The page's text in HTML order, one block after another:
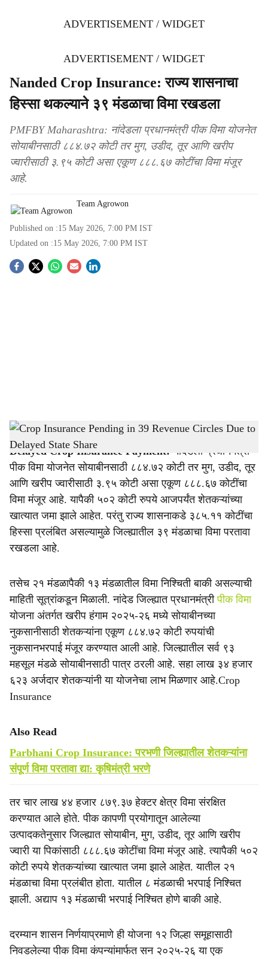
ADVERTISEMENT / WIDGET
ADVERTISEMENT / WIDGET
Nanded Crop Insurance: राज्य शासनाचा
हिस्सा थकल्याने ३९ मंडळाचा विमा रखडला
PMFBY Maharashtra: नांदेडला प्रधानमंत्री पीक विमा योजनेत
सोयाबीनसाठी ८८४.७२ कोटी तर मुग, उडीद, तूर आणि खरीप
ज्वारीसाठी ३.९५ कोटी असा एकूण ८८८.६७ कोटींचा विमा मंजूर
आहे.
Team Agrowon
Published on :15 May 2026, 7:00 PM IST
Updated on :15 May 2026, 7:00 PM IST
S
h
a
r
e
Crop Insurance Pending in 39 Revenue Circles Due to Delayed State Share- Agrowon
Delayed Crop Insurance Payment: नांदेडला प्रधानमंत्री
पीक विमा योजनेत सोयाबीनसाठी ८८४.७२ कोटी तर मुग, उडीद, तूर
आणि खरीप ज्वारीसाठी ३.९५ कोटी असा एकूण ८८८.६७ कोटींचा
विमा मंजूर आहे. यापैकी ५०२ कोटी रुपये आजपर्यंत शेतकऱ्यांच्या
खात्यात जमा झाले आहेत. परंतु राज्य शासनाकडे ३८५.११ कोटींचा
हिस्सा प्रलंबित असल्यामुळे जिल्ह्यातील ३९ मंडळाचा विमा परतावा
रखडला आहे.
तसेच २१ मंडळापैकी १३ मंडळातील विमा निश्‍चिती बाकी असल्याची
माहिती सूत्रांकडून मिळाली. नांदेड जिल्ह्यात प्रधानमंत्रीपीक विमा
योजना अंतर्गत खरीप हंगाम २०२५-२६ मध्ये सोयाबीनच्या
नुकसानीसाठी शेतकऱ्यांना एकूण ८८४.७२ कोटी रुपयांची
नुकसानभरपाई मंजूर करण्यात आली आहे. जिल्ह्यातील सर्व ९३
महसूल मंडळे सोयाबीनसाठी पात्र ठरली आहे. सहा लाख ३४ हजार
६२३ अर्जदार शेतकऱ्यांनी या योजनेचा लाभ मिळणार आहे.Crop
Insurance
Also Read
Parbhani Crop Insurance: परभणी जिल्ह्यातील शेतकऱ्यांना
संपूर्ण विमा परतावा द्या: कृषिमंत्री भरणे
तर चार लाख ४४ हजार ८७९.३७ हेक्टर क्षेत्र विमा संरक्षित
करण्यात आले होते. पीक कापणी प्रयोगातून आलेल्या
उत्पादकतेनुसार जिल्ह्यात सोयाबीन, मुग, उडीद, तूर आणि खरीप
ज्वारी या पिकांसाठी ८८८.६७ कोटींचा विमा मंजूर आहे. त्यापैकी ५०२
कोटी रुपये शेतकऱ्यांच्या खात्यात जमा झाले आहेत. यातील २१
मंडळाचा विमा प्रलंबीत होता. यातील ८ मंडळाची भरपाई निश्‍चित
झाली. अद्याप १३ मंडळाची भरपाई निश्‍चित होणे बाकी आहे.
दरम्यान शासन निर्णयाप्रमाणे ही योजना १२ जिल्हा समूहासाठी
निवडलेल्या पीक विमा कंपन्यांमार्फत सन २०२५-२६ या एक